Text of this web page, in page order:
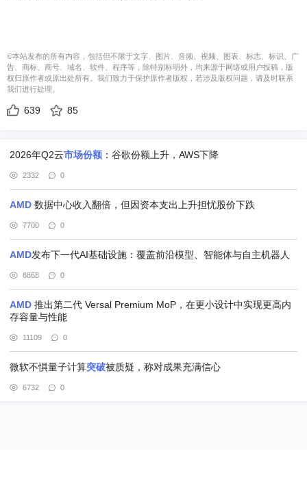
©本站发布的所有内容，包括但不限于文字、图片、音频、视频、图表、标志、标识、广
告、商标、商号、域名、软件、程序等，除特别标明外，均来源于网络或用户投稿，版
权归原作者或原出处所有。我们致力于保护原作者版权，若涉及版权问题，请及时联系
我们进行处理。
639 85
2026年Q2云市场份额 ：谷歌份额上升，AWS下降
2332 0
AMD 数据中心收入翻倍，但因资本支出上升担忧股价下跌
7700 0
AMD发布下一代AI基础设施：覆盖前沿模型、智能体与自主机器人
6868 0
AMD 推出第二代 Versal Premium MoP，在更小设计中实现更高内
存容量与性能
11109 0
微软不惧量子计算突破被质疑，称对成果充满信心
6732 0